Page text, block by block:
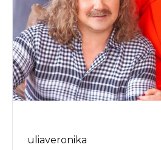
uliaveronika